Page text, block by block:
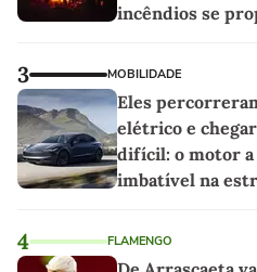
incêndios se
3 MOBILIDADE
Eles
elétrico e
difícil: o motor a
imbatível na
4 FLAMENGO